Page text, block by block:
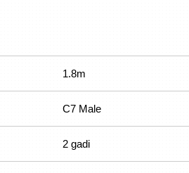
1.8m
C7 Male
2 gadi